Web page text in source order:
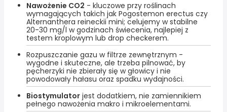
Nawożenie CO2 - kluczowe przy roślinach
wymagających takich jak Pogostemon erectus czy
Alternanthera reineckii mini; celujemy w stabilne
20-30 mg/l w godzinach świecenia, najlepiej z
testem kroplowym lub drop checkerem.
Rozpuszczanie gazu w filtrze zewnętrznym -
wygodne i skuteczne, ale trzeba pilnować, by
pęcherzyki nie zbierały się w głowicy i nie
powodowały hałasu oraz spadku wydajności.
Biostymulator jest dodatkiem, nie zamiennikiem
pełnego nawożenia makro i mikroelementami.